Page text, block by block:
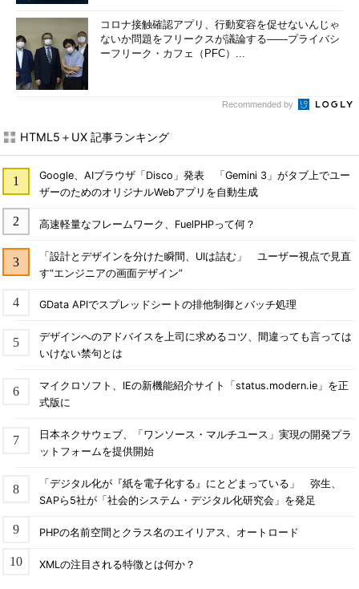
コロナ接触確認アプリ、行動変容を促せないんじゃ
ないか問題をフリークスが議論する――プライバシ
ーフリーク・カフェ（PFC）...
Recommended by
HTML5＋UX 記事ランキング
Google、AIブラウザ「Disco」発表 「Gemini 3」がタブ上でユー
ザーのためのオリジナルWebアプリを自動生成
高速軽量なフレームワーク、FuelPHPって何？
「設計とデザインを分けた瞬間、UIは詰む」 ユーザー視点で見直
す“エンジニアの画面デザイン”
GData APIでスプレッドシートの排他制御とバッチ処理
デザインへのアドバイスを上司に求めるコツ、間違っても言っては
いけない禁句とは
マイクロソフト、IEの新機能紹介サイト「status.modern.ie」を正
式版に
日本ネクサウェブ、「ワンソース・マルチユース」実現の開発プラ
ットフォームを提供開始
「デジタル化が『紙を電子化する』にとどまっている」 弥生、
SAPら5社が「社会的システム・デジタル化研究会」を発足
PHPの名前空間とクラス名のエイリアス、オートロード
XMLの注目される特徴とは何か？